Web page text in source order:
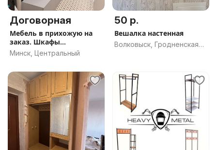
Договорная
Мебель в прихожую на
заказ. Шкафы
встраиваемые
Минск, Центральный
50 р.
Вешалка настенная
Волковыск, Гродненская